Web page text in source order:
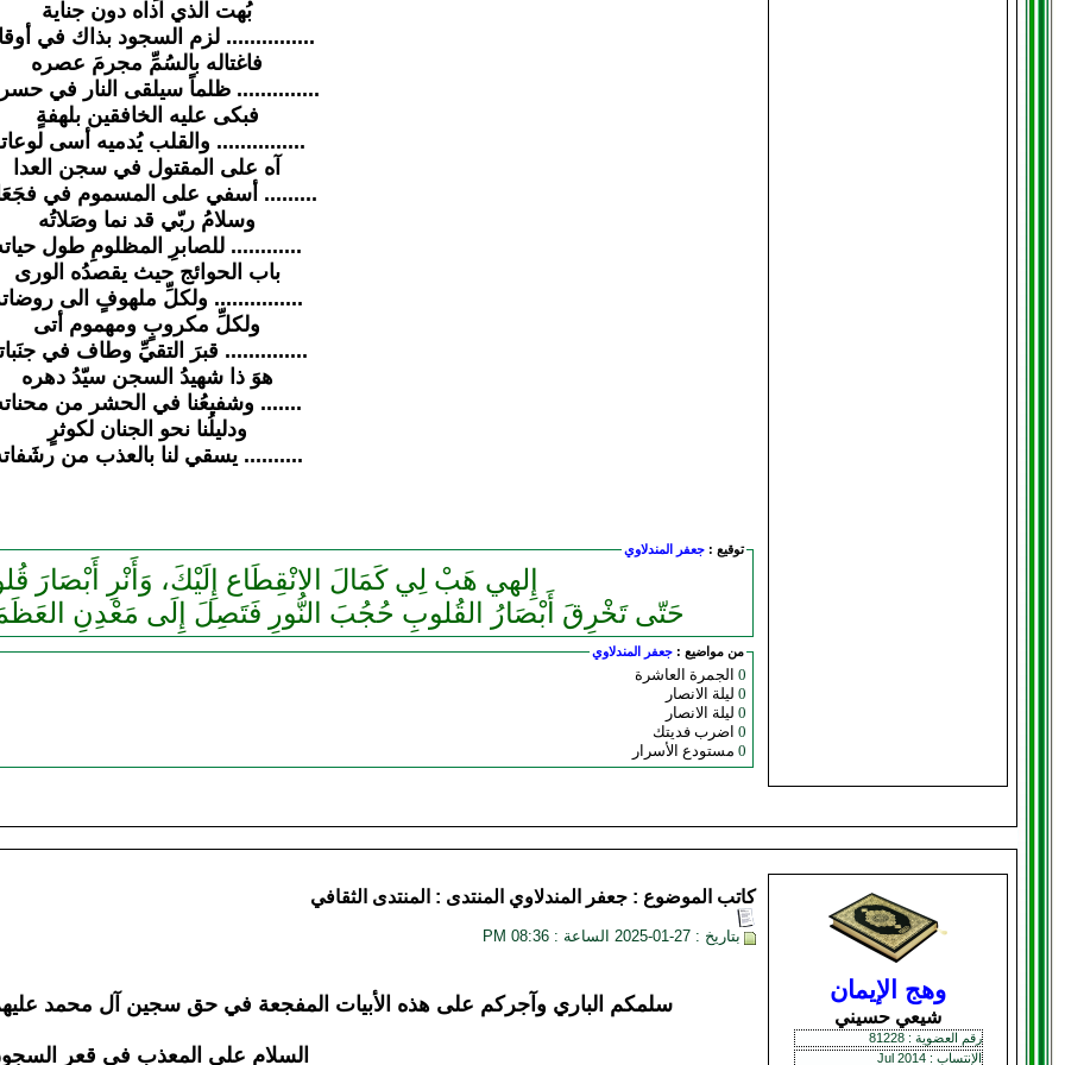
بُهت الذي آذاه دون جناية
............... لزم السجود بذاك في
فاغتاله بالسُمِّ مجرمَ عصره
.............. ظلماً سيلقى النار في
فبكى عليه الخافقين بلهفةٍ
............... والقلب يُدميه أسى
آه على المقتول في سجن العدا
......... أسفي على المسموم في
وسلامُ ربّي قد نما وصَلاتُه
............ للصابرِ المظلومِ طول
باب الحوائج حيث يقصدُه الورى
............... ولكلِّ ملهوفٍ الى
ولكلِّ مكروبٍ ومهموم أتى
.............. قبرَ التقيِّ وطاف في
هوَ ذا شهيدُ السجن سيّدُ دهره
....... وشفيعُنا في الحشر من
ودليلُنا نحو الجنان لكوثرٍ
.......... يسقي لنا بالعذب من
توقيع : جعفر المندلاوي
إِلهي هَبْ لِي كَمَالَ الانْقِطَاع إِلَيْكَ، وَأَنْرِ أَبْصَارَ قُلوبِنَا بِضِياءِ نَظَرِها إِلَيْكَ
حَتّى تَخْرِقَ أَبْصَارُ القُلوبِ حُجُبَ النُّورِ فَتَصِلَ إِلَى مَعْدِنِ العَظَمَةِ وَتَصِيرَ أرْوَاحُنَا مُعَلَّقَةً بِعِزِّ قُدْسِكَ
من مواضيع : جعفر المندلاوي
0 الجمرة العاشرة
0 ليلة الانصار
0 ليلة الانصار
0 اضرب فديتك
0 مستودع الأسرار
وهج الإيمان
شيعي حسيني
رقم العضوية : 81228
الإنتساب : Jul 2014
كاتب الموضوع : جعفر المندلاوي المنتدى : المنتدى الثقافي
بتاريخ : 27-01-2025 الساعة : 08:36 PM
سلمكم الباري وآجركم على هذه الأبيات المفجعة في حق سجين آل محمد عليهم
السلام على المعذب في قعر